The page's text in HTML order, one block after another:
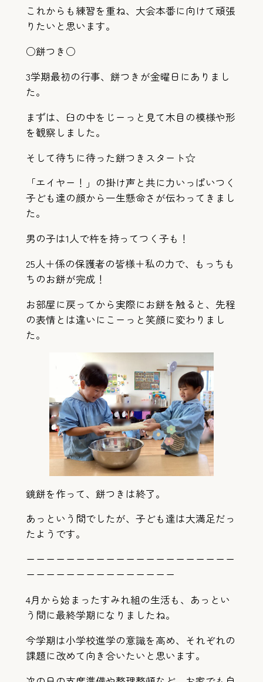
これからも練習を重ね、大会本番に向けて頑張
りたいと思います。
○餅つき○
3学期最初の行事、餅つきが金曜日にありまし
た。
まずは、臼の中をじーっと見て木目の模様や形
を観察しました。
そして待ちに待った餅つきスタート☆
「エイヤー！」の掛け声と共に力いっぱいつく
子ども達の顔から一生懸命さが伝わってきまし
た。
男の子は1人で杵を持ってつく子も！
25人＋係の保護者の皆様＋私の力で、もっちも
ちのお餅が完成！
お部屋に戻ってから実際にお餅を触ると、先程
の表情とは違いにこーっと笑顔に変わりまし
た。
鏡餅を作って、餅つきは終了。
あっという間でしたが、子ども達は大満足だっ
たようです。
ーーーーーーーーーーーーーーーーーーーーー
ーーーーーーーーーーーーーーー
4月から始まったすみれ組の生活も、あっとい
う間に最終学期になりましたね。
今学期は小学校進学の意識を高め、それぞれの
課題に改めて向き合いたいと思います。